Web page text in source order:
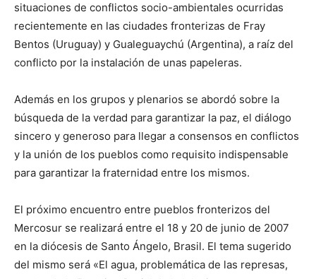
situaciones de conflictos socio-ambientales ocurridas
recientemente en las ciudades fronterizas de Fray
Bentos (Uruguay) y Gualeguaychú (Argentina), a raíz del
conflicto por la instalación de unas papeleras.
Además en los grupos y plenarios se abordó sobre la
búsqueda de la verdad para garantizar la paz, el diálogo
sincero y generoso para llegar a consensos en conflictos
y la unión de los pueblos como requisito indispensable
para garantizar la fraternidad entre los mismos.
El próximo encuentro entre pueblos fronterizos del
Mercosur se realizará entre el 18 y 20 de junio de 2007
en la diócesis de Santo Ángelo, Brasil. El tema sugerido
del mismo será «El agua, problemática de las represas,